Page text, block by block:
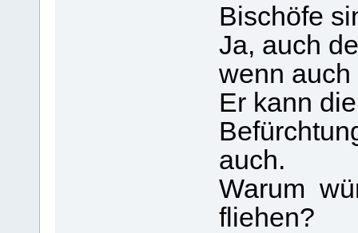
Bischöfe
Ja, auch
wenn auch
Er kann
auch.
Warum
fliehen?